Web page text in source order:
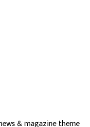
& magazine theme